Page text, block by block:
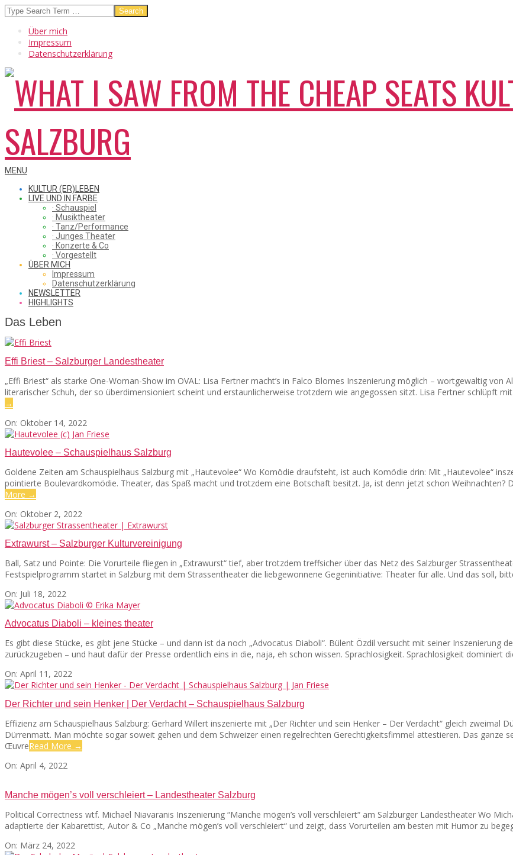
Skip
to
content
Search
Über mich
Impressum
Datenschutzerklärung
WHAT
SAW
FROM
THE
CHEAP
SEATS
Secondary
Menu
MENU
KULTUR (ER)LEBEN
LIVE UND IN FARBE
· Schauspiel
· Musiktheater
· Tanz/Performance
· Junges Theater
· Konzerte & Co
· Vorgestellt
ÜBER MICH
Impressum
Datenschutzerklärung
NEWSLETTER
HIGHLIGHTS
Das Leben
Effi Briest – Salzburger Landestheater
„Effi Briest“ als starke One-Woman-Show im OVAL: Lisa Fertner macht’s in Falco Blomes Inszenierung möglich – wortgewaltig von
literarischer Schuh, der so überdimensioniert scheint und erstaunlicherweise trotzdem wie angegossen sitzt. Lisa Fertner schlüpft
→
2022-
10-
On: Oktober 14, 2022
Hautevolee – Schauspielhaus Salzburg
Goldene Zeiten am Schauspielhaus Salzburg mit „Hautevolee“ Wo Komödie draufsteht, ist auch Komödie drin: Mit „Hautevolee“
pointierte Boulevardkomödie. Theater, das Spaß macht und trotzdem eine Botschaft besitzt. Ja, ist denn jetzt schon Weihnachten?
More →
2022-
10-
On: Oktober 2, 2022
Extrawurst – Salzburger Kulturvereinigung
Ball, Satz und Pointe: Die Vorurteile fliegen in „Extrawurst“ tief, aber trotzdem treffsicher über das Netz des Salzburger
Festspielprogramm startet in Salzburg mit dem Strassentheater die liebgewonnene Gegeninitiative: Theater für alle. Und das soll,
2022-
07-
On: Juli 18, 2022
Advocatus Diaboli – kleines theater
Es gibt diese Stücke, es gibt jene Stücke – und dann ist da noch „Advocatus Diaboli“. Bülent Özdil versucht mit seiner Inszenierung
zurückzugeben – und haut dafür der Presse ordentlich eins in die, naja, eh schon wissen. Sprachlosigkeit. Sprachlosigkeit dominiert
2022-
04-
On: April 11, 2022
Der Richter und sein Henker | Der Verdacht – Schauspielhaus Salzburg
Effizienz am Schauspielhaus Salzburg: Gerhard Willert inszenierte mit „Der Richter und sein Henker – Der Verdacht“ gleich zweimal
Dürrenmatt. Man möchte sogar soweit gehen und dem Schweizer einen regelrechten Gerechtigkeitsfimmel attestieren. Das ganze
ŒuvreRead More →
2022-
On: April 4, 2022
Manche mögen’s voll verschleiert – Landestheater Salzburg
Political Correctness wtf. Michael Niavaranis Inszenierung “Manche mögen’s voll verschleiert“ am Salzburger Landestheater Wo
adaptierte der Kabarettist, Autor & Co „Manche mögen’s voll verschleiert“ und zeigt, dass Vorurteilen am besten mit Humor zu
2022-
On: März 24, 2022